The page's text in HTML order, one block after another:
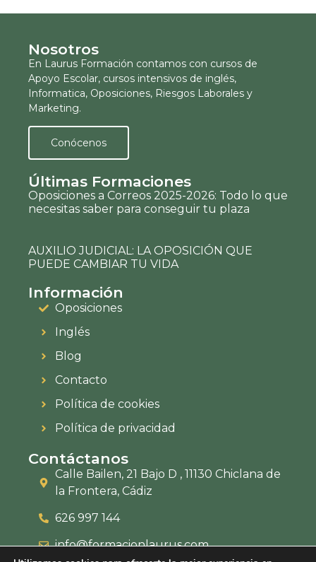
Nosotros
En Laurus Formación contamos con cursos de
Apoyo Escolar, cursos intensivos de inglés,
Informatica, Oposiciones, Riesgos Laborales y
Marketing.
Conócenos
Últimas Formaciones
Oposiciones a Correos 2025-2026: Todo lo que
necesitas saber para conseguir tu plaza
AUXILIO JUDICIAL: LA OPOSICIÓN QUE
PUEDE CAMBIAR TU VIDA
Información
Oposiciones
Inglés
Blog
Contacto
Política de cookies
Política de privacidad
Contáctanos
Calle Bailen, 21 Bajo D , 11130 Chiclana de
la Frontera, Cádiz
626 997 144
info@formacionlaurus.com